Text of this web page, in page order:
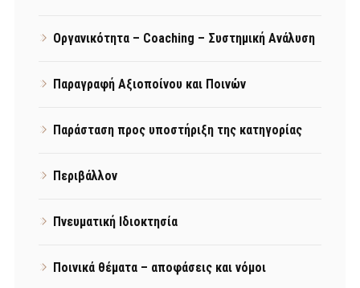
Οργανικότητα – Coaching – Συστημική Ανάλυση
Παραγραφή Αξιοποίνου και Ποινών
Παράσταση προς υποστήριξη της κατηγορίας
Περιβάλλον
Πνευματική Ιδιοκτησία
Ποινικά θέματα – αποφάσεις και νόμοι